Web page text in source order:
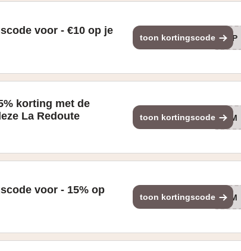
voor - €10 op je
toon kortingscode APP
korting met de
La Redoute
toon kortingscode HOM
voor - 15% op
toon kortingscode HOM